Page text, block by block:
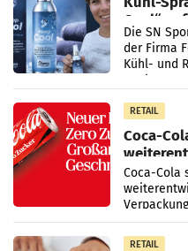
Cool“
Die SN
der Firma
Kühl- und
Markt.
RETAIL
Coca-
Coca-Cola
RETAIL